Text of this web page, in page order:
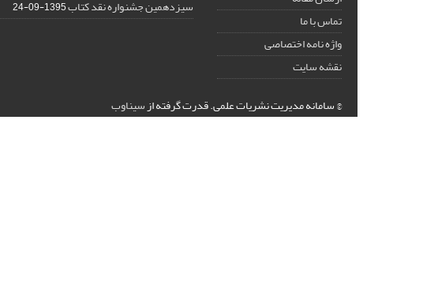
تماس با ما
واژه نامه اختصاصی
نقشه سایت
سیزدهمین جشنواره نقد کتاب1395-09-24
© سامانه مدیریت نشریات علمی.قدرت گرفته ازسیناوب